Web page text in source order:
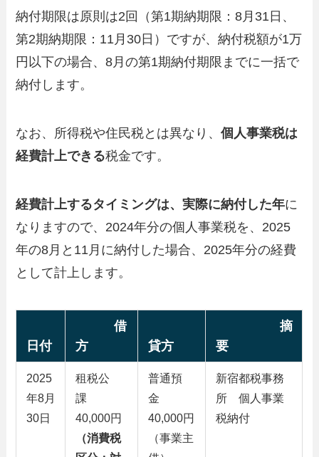
納付期限は原則は2回（第1期納期限：8月31日、
第2期納期限：11月30日）ですが、納付税額が1万
円以下の場合、8月の第1期納付期限までに一括で
納付します。
なお、所得税や住民税とは異なり、個人事業税は
経費計上できる税金です。
経費計上するタイミングは、実際に納付した年に
なりますので、2024年分の個人事業税を、2025
年の8月と11月に納付した場合、2025年分の経費
として計上します。
日付
借
方
貸方
摘
要
2025
年8月
30日
租税公
課
40,000円
（消費税
普通預
金
40,000円
（事業主
新宿都税事務
所 個人事業
税納付